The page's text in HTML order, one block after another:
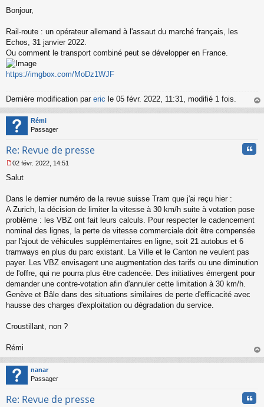
e
s
g
e
n
o
u
Bonjour,
Rail-route : un opérateur allemand à l'assaut du marché français, les
Echos, 31 janvier 2022.
Ou comment le transport combiné peut se développer en France.
https://imgbox.com/MoDz1WJF
Dernière modification par eric le 05 févr. 2022, 11:31, modifié 1 fois.
au
Rémi
Passager
Re: Revue de presse
e
s
a
g
e
n
o
n
u
02 févr. 2022, 14:51
Salut
Dans le dernier numéro de la revue suisse Tram que j'ai reçu hier :
A Zurich, la décision de limiter la vitesse à 30 km/h suite à votation pose
problème : les VBZ ont fait leurs calculs. Pour respecter le cadencement
nominal des lignes, la perte de vitesse commerciale doit être compensée
par l'ajout de véhicules supplémentaires en ligne, soit 21 autobus et 6
tramways en plus du parc existant. La Ville et le Canton ne veulent pas
payer. Les VBZ envisagent une augmentation des tarifs ou une diminution
de l'offre, qui ne pourra plus être cadencée. Des initiatives émergent pour
demander une contre-votation afin d'annuler cette limitation à 30 km/h.
Genève et Bâle dans des situations similaires de perte d'efficacité avec
hausse des charges d'exploitation ou dégradation du service.
Croustillant, non ?
Rémi
au
nanar
Passager
Re: Revue de presse